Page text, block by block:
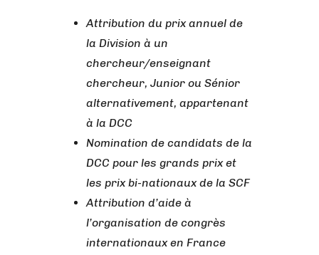
Attribution du prix annuel de
la Division à un
chercheur/enseignant
chercheur, Junior ou Sénior
alternativement, appartenant
à la DCC
Nomination de candidats de la
DCC pour les grands prix et
les prix bi-nationaux de la SCF
Attribution d’aide à
l’organisation de congrès
internationaux en France